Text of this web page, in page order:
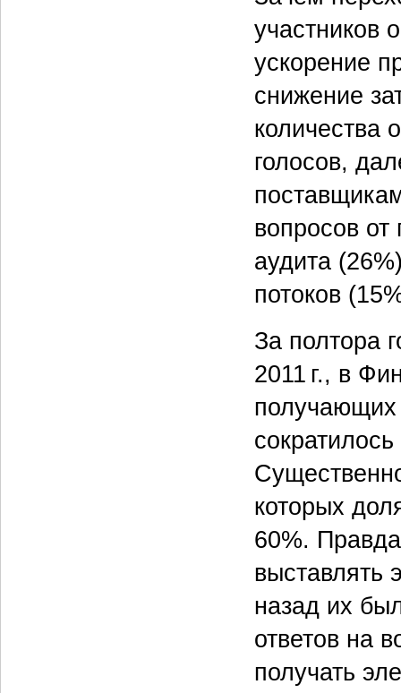
участников
ускорение
снижение
количества
голосов,
вопросов от
аудита
потоков
За полтора
2011 г., в
получающих
которых
60%.
выставлять
назад их
ответов на
получать